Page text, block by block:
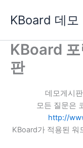
로
KBoard 데모
KBoard 포
판
데모게시
모든 질문은
http://
KBoard가 적용된 워